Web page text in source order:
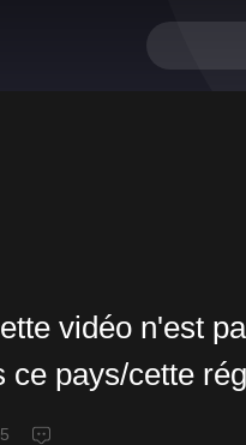
vidéo n'est
ce pays/cette